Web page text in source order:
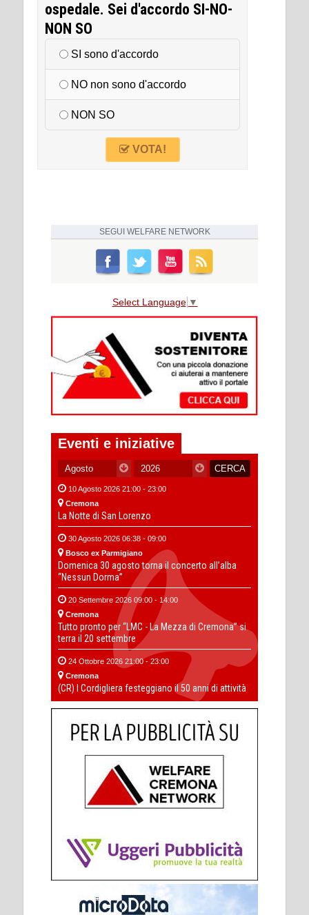
ospedale. Sei d'accordo SI-NO-
NON SO
SI sono d'accordo
NO non sono d'accordo
NON SO
VOTA!
SEGUI WELFARE NETWORK
Select Language ▼
Eventi e iniziative
10 Agosto 2026 21:00 - 23:00
Cremona
La Notte di San Lorenzo
30 Agosto 2026 06:38 - 09:00
Bosco ex Parmigiano
Domenica 30 agosto torna il concerto all’alba
“Nessun Dorma”
20 Settembre 2026 09:00 - 14:00
Cremona
Tutto pronto per “LMC - La Mezza di Cremona” si
terra il 20 settembre
24 Ottobre 2026 21:00 - 23:00
Cremona
(CR) I Cordigliera festeggiano il 50 anni di attività